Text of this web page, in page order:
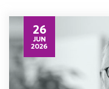
26
JUN
2026